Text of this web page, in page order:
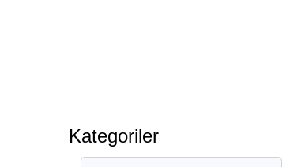
Kategoriler